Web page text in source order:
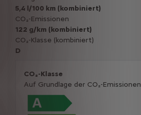
5,4 l/100 km (kombiniert)
CO₂-Emissionen
122 g/km (kombiniert)
CO₂-Klasse (kombiniert)
D
CO₂-Klasse
Auf Grundlage der CO₂-Emissionen